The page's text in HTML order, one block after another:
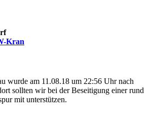
Kran
wurde am 11.08.18 um 22:56 Uhr nach
sollten wir bei der Beseitigung einer rund
mit unterstützen.